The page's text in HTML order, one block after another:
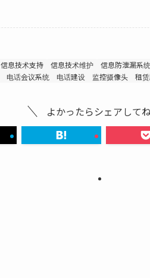
信息技术支持 信息技术维护 信息防泄漏系统
电话会议系统 电话建设 监控摄像头 租
よかったらシェアしてね